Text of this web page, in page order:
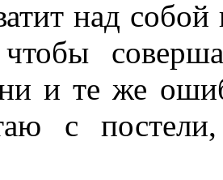
над собой
чтобы
и те же
с